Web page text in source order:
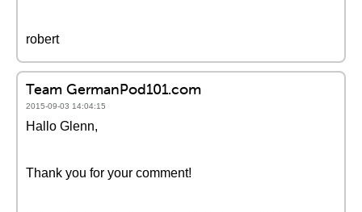
robert
Team GermanPod101.com
2015-09-03 14:04:15
Hallo Glenn,
Thank you for your comment!